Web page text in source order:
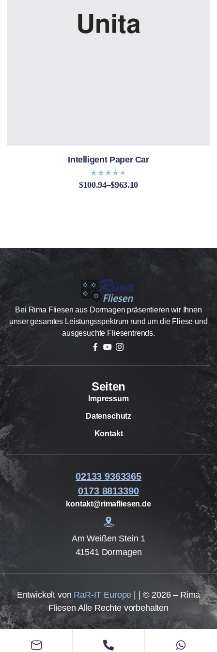
Intelligent Paper Car
Bewerte
$100.94–$963.10
Bei Rima Fliesen aus Dormagen präsentieren wir Ihnen
unser gesamtes Leistungsspektrum rund um die Fliese und
ausgesuchte Fliesentrends.
Seiten
Impressum
Datenschutz
Kontakt
02133 9363365
0173 8813390
kontakt@rimafliesen.de
Am Weißen Stein 1
41541 Dormagen
Entwickelt von RaR-IT Europe | | © 2026 – Rima
Fliesen Alle Rechte vorbehalten